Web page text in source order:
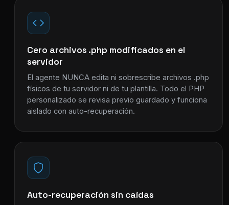
Cero archivos .php modificados en el
servidor
El agente NUNCA edita ni sobrescribe archivos .php
físicos de tu servidor ni de tu plantilla. Todo el PHP
personalizado se revisa previo guardado y funciona
aislado con auto-recuperación.
Auto-recuperación sin caídas